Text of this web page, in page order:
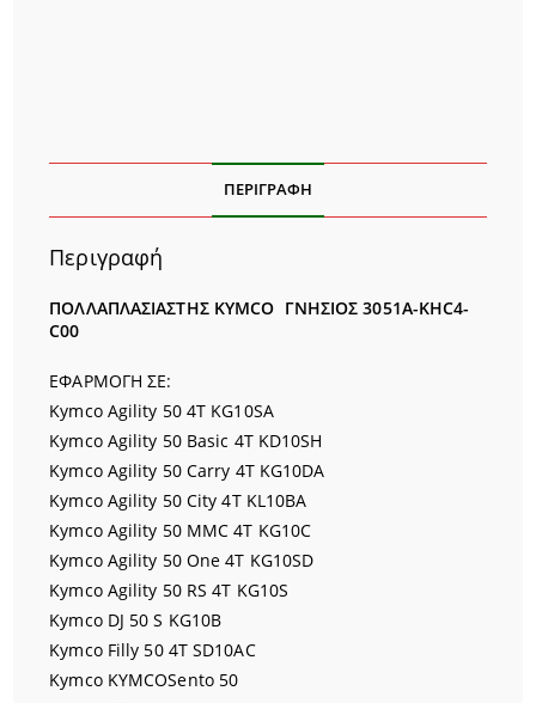
ΠΕΡΙΓΡΑΦΉ
Περιγραφή
ΠΟΛΛΑΠΛΑΣΙΑΣΤΗΣ KYMCO ΓΝΗΣΙΟΣ 3051A-KHC4-
C00
ΕΦΑΡΜΟΓΗ ΣΕ:
Kymco Agility 50 4T KG10SA
Kymco Agility 50 Basic 4T KD10SH
Kymco Agility 50 Carry 4T KG10DA
Kymco Agility 50 City 4T KL10BA
Kymco Agility 50 MMC 4T KG10C
Kymco Agility 50 One 4T KG10SD
Kymco Agility 50 RS 4T KG10S
Kymco DJ 50 S KG10B
Kymco Filly 50 4T SD10AC
Kymco KYMCOSento 50